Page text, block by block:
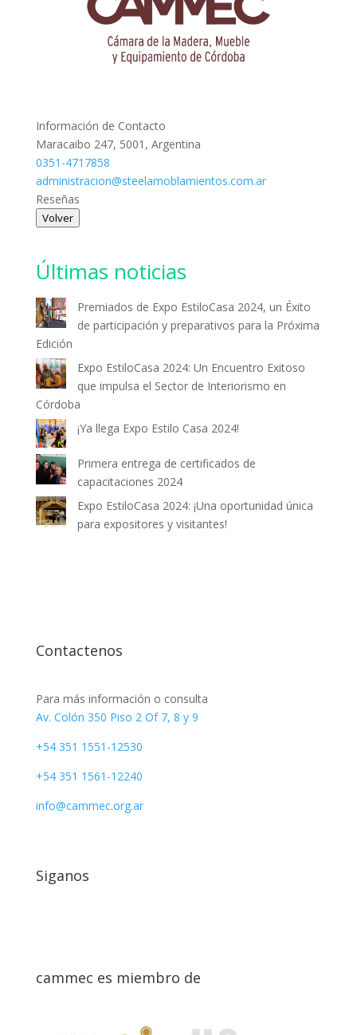
Información de Contacto
Maracaibo 247, 5001, Argentina
0351-4717858
administracion@steelamoblamientos.com.ar
Reseñas
Volver
Últimas noticias
Premiados de Expo EstiloCasa 2024, un Éxito
de participación y preparativos para la Próxima
Edición
Expo EstiloCasa 2024: Un Encuentro Exitoso
que impulsa el Sector de Interiorismo en
Córdoba
¡Ya llega Expo Estilo Casa 2024!
Primera entrega de certificados de
capacitaciones 2024
Expo EstiloCasa 2024: ¡Una oportunidad única
para expositores y visitantes!
Contactenos
Para más información o consulta
Av. Colón 350 Piso 2 Of 7, 8 y 9
+54 351 1551-12530
+54 351 1561-12240
info@cammec.org.ar
Siganos
cammec es miembro de